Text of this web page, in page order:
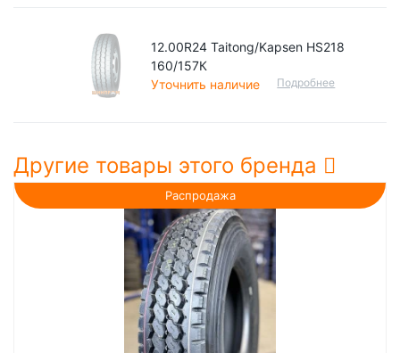
12.00R24 Taitong/Kapsen HS218
160/157К
Уточнить наличие
Подробнее
Другие товары этого бренда
Распродажа